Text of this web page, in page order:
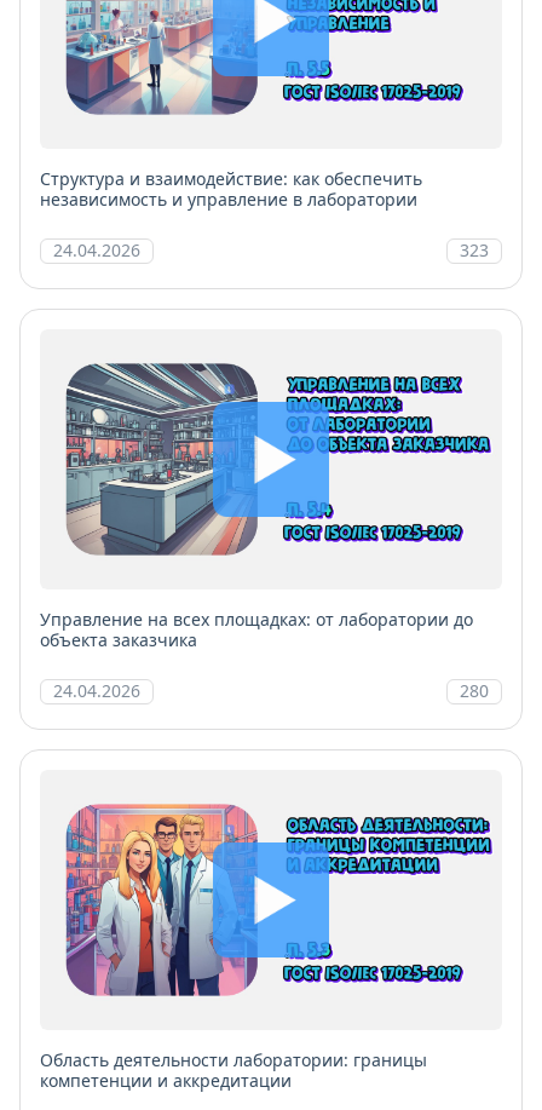
Структура и взаимодействие: как обеспечить
независимость и управление в лаборатории
24.04.2026 323
Управление на всех площадках: от лаборатории до
объекта заказчика
24.04.2026 280
Область деятельности лаборатории: границы
компетенции и аккредитации